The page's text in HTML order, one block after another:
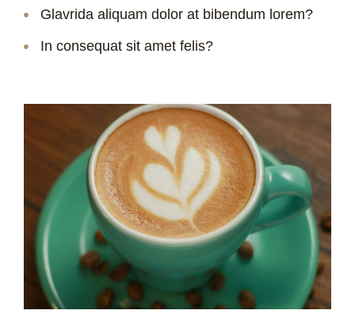
Glavrida aliquam dolor at bibendum lorem?
In consequat sit amet felis?